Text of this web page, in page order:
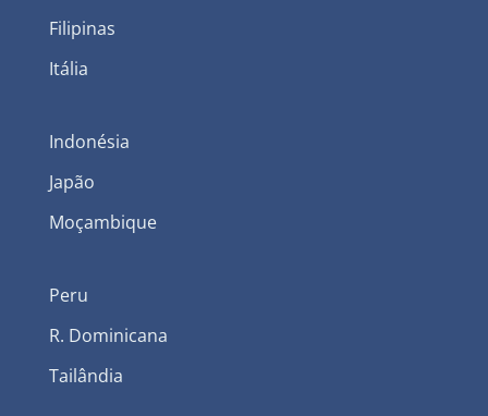
Filipinas
Itália
Indonésia
Japão
Moçambique
Peru
R. Dominicana
Tailândia